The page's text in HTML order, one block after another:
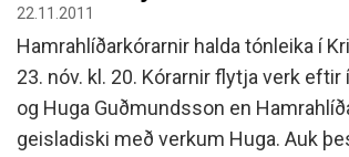
Sjálfsmat
Fundargerðir skólanefndar
Kynning á MH
22.11.2011
Hamrahlíðarkórarnir halda tónleika í
23. nóv. kl. 20. Kórarnir flytja verk
og Huga Guðmundsson en
geisladiski með verkum Huga. Auk